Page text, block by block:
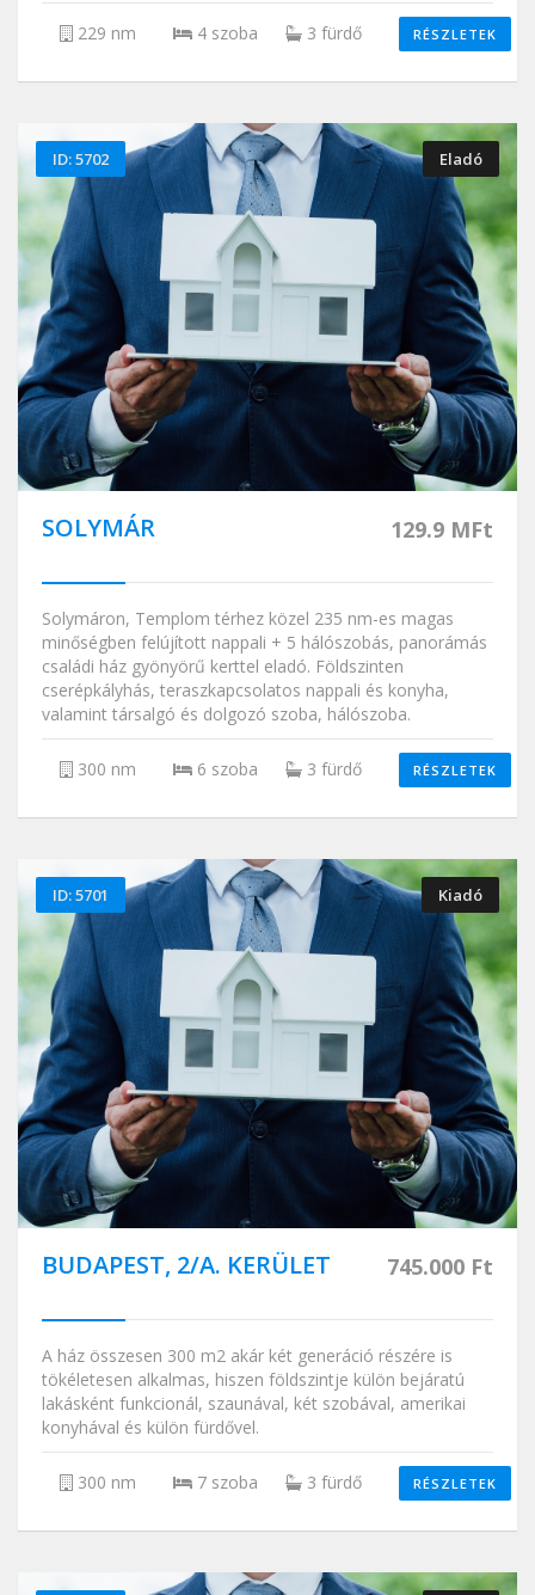
229 nm 4 szoba 3 fürdő RÉSZLETEK
ID: 5702 Eladó
SOLYMÁR 129.9 MFt
Solymáron, Templom térhez közel 235 nm-es magas
minőségben felújított nappali + 5 hálószobás, panorámás
családi ház gyönyörű kerttel eladó. Földszinten
cserépkályhás, teraszkapcsolatos nappali és konyha,
valamint társalgó és dolgozó szoba, hálószoba.
300 nm 6 szoba 3 fürdő RÉSZLETEK
ID: 5701 Kiadó
BUDAPEST, 2/A. KERÜLET 745.000 Ft
A ház összesen 300 m2 akár két generáció részére is
tökéletesen alkalmas, hiszen földszintje külön bejáratú
lakásként funkcionál, szaunával, két szobával, amerikai
konyhával és külön fürdővel.
300 nm 7 szoba 3 fürdő RÉSZLETEK